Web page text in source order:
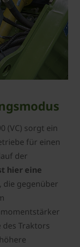
(VC) sorgt ein
für einen
der
hier eine
, die gegenüber
des Traktors